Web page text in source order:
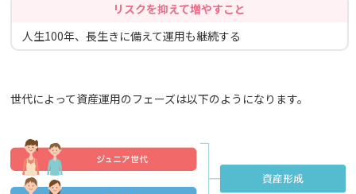
リスクを抑えて増やすこと
人生100年、長生きに備えて運用も継続する
世代によって資産運用のフェーズは以下のようになります。